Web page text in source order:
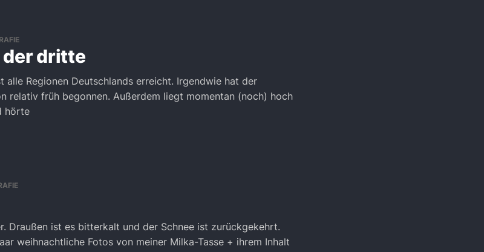
dritte
alle Regionen Deutschlands erreicht. Irgendwie hat der
relativ früh begonnen. Außerdem liegt momentan (noch) hoch
hörte
Draußen ist es bitterkalt und der Schnee ist zurückgekehrt.
weihnachtliche Fotos von meiner Milka-Tasse + ihrem Inhalt